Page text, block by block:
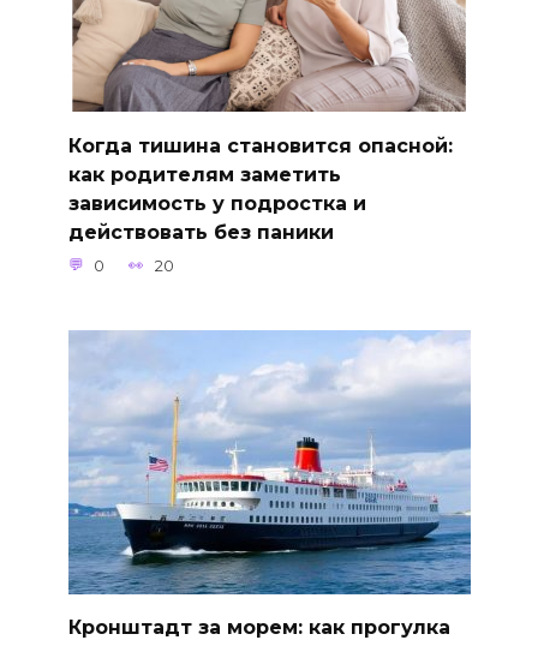
Когда тишина становится опасной:
как родителям заметить
зависимость у подростка и
действовать без паники
0 20
Кронштадт за морем: как прогулка